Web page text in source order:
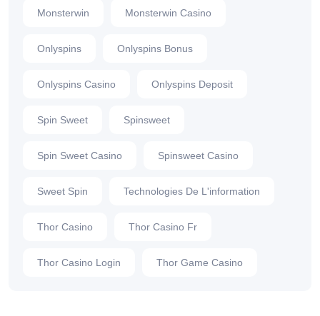
Monsterwin Monsterwin Casino
Onlyspins Onlyspins Bonus
Onlyspins Casino Onlyspins Deposit
Spin Sweet Spinsweet
Spin Sweet Casino Spinsweet Casino
Sweet Spin Technologies De L'information
Thor Casino Thor Casino Fr
Thor Casino Login Thor Game Casino